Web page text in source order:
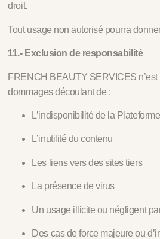
droit.
Tout usage non autorisé pourra
11.- Exclusion de responsabilité
FRENCH BEAUTY SERVICES
dommages découlant de :
L’indisponibilité de la Plateforme
L’inutilité du contenu
Les liens vers des sites tiers
La présence de virus
Un usage illicite ou négligent
Des cas de force majeure ou